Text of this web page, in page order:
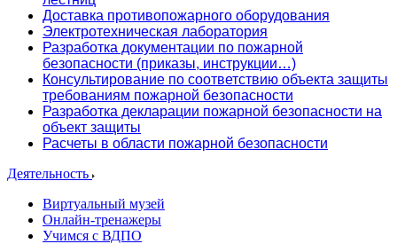
Доставка противопожарного оборудования
Электротехническая лаборатория
Разработка документации по пожарной
безопасности (приказы, инструкции…)
Консультирование по соответствию объекта защиты
требованиям пожарной безопасности
Разработка декларации пожарной безопасности на
объект защиты
Расчеты в области пожарной безопасности
Деятельность
Виртуальный музей
Онлайн-тренажеры
Учимся с ВДПО